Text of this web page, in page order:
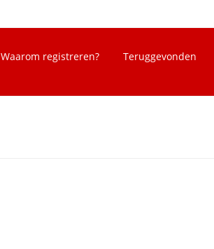
Waarom registreren? Teruggevonden